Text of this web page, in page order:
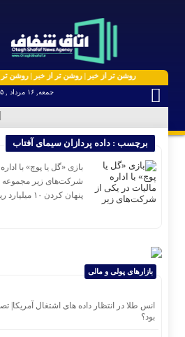
روشن تر از خبر | روشن تر از خبر | روشن تر
جمعه, ۱۶ مرداد , ۱۴۰۵ برابر با - Friday, 7 August , 2026
برچسب : داده پردازان سیمای آفتاب
بازی «گل یا پوچ» با
شرکت‌های زیر مجموعه
پنهان کردن ۱۰ میلیارد ریال بدهی قطعی!
بازارهای پولی و مالی
انس طلا در انتظار داده های اشتغال آمریکا|
بود؟